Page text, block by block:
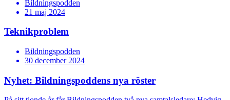
Bildningspodden
21 maj 2024
Teknikproblem
Bildningspodden
30 december 2024
Nyhet: Bildningspoddens nya röster